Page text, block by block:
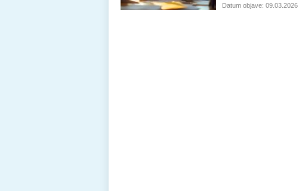
Datum objave: 09.03.2026